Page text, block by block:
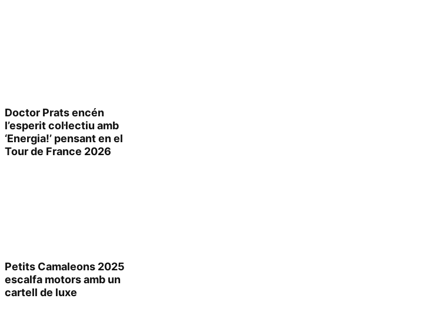
Doctor Prats encén
l’esperit col·lectiu amb
‘Energia!’ pensant en el
Tour de France 2026
Petits Camaleons 2025
escalfa motors amb un
cartell de luxe